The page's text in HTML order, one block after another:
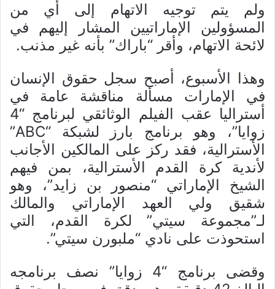
ولم يتم توجيه الاتهام إلى أي من
المسؤولين الإماراتيين المشار إليهم في
لائحة الاتهام، وأقر “باراك” بأنه غير مذنب.
وهذا الأسبوع، أصبح سجل حقوق الإنسان
في الإمارات مسألة مناقشة عامة في
أستراليا عقب الفيلم الوثائقي لبرنامج “4
زوايا”، وهو برنامج بارز لشبكة “ABC”
الأسترالية، فقد ركز على المالكين الأجانب
لأندية كرة القدم الأسترالية، بمن فيهم
الشيخ الإماراتي “منصور بن زايد”، وهو
شقيق ولي العهد الإماراتي والمالك
لـ”مجموعة سيتي” لكرة القدم، التي
استحوذت على نادي “ملبورن سيتي”.
وقضى برنامج “4 زوايا” نصف برنامجه